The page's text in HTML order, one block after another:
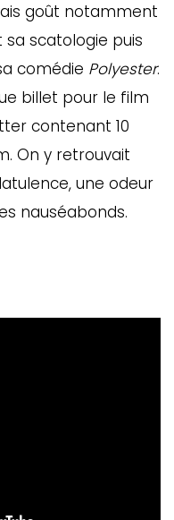
goût notamment
scatologie puis
comédie Polyester.
billet pour le film
contenant 10
On y retrouvait
une odeur
nauséabonds.